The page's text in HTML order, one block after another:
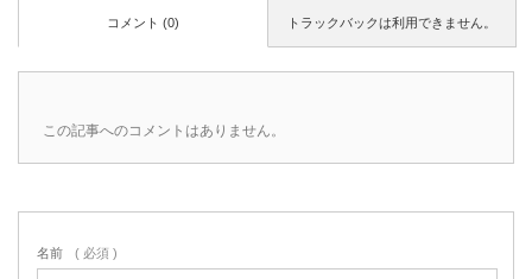
トラックバックは利用できません。
コメント (0)
この記事へのコメントはありません。
名前 ( 必須 )